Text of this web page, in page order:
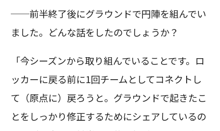
──前半終了後にグラウンドで円陣を組んでい
ました。どんな話をしたのでしょうか？
「今シーズンから取り組んでいることです。ロ
ッカーに戻る前に1回チームとしてコネクトし
て（原点に）戻ろうと。グラウンドで起きたこ
とをしっかり修正するためにシェアしているの